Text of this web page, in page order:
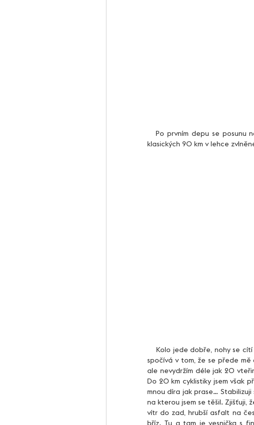
   Po prvním depu se posunu na průběžné 6. místo a vyrážím vstříc nástrahám místních silnic. Trať je dlouhá
klasických 90 km v lehce
    Kolo jede dobře, nohy se cítí silné, značení a organizace celého závodu je perfektní. Jediná vada na kráse
spočívá v tom, že se přede mě
ale nevydržím déle jak 20
Do 20 km cyklistiky jsem však
mnou díra jak prase…
na kterou jsem se těšil. Zjišťuji,
vítr do zad, hrubší asfalt na
bříz. Tu a tam je vesnička s